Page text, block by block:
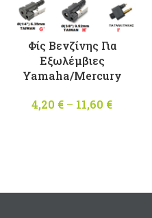
Φίς Βενζίνης Για
Εξωλέμβιες
Yamaha/Mercury
4,20 € – 11,60 €